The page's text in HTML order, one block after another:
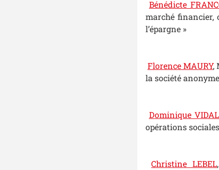
Bénédicte
marché financier,
l’épargne »
Florence MAURY,
la société
Dominique VIDAL
opérations
Christine LEBEL